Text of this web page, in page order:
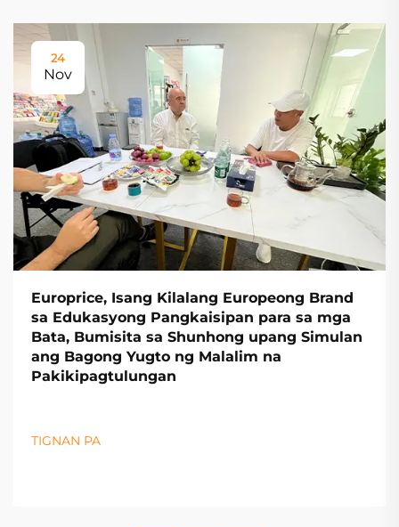
24
Nov
Europrice, Isang Kilalang Europeong Brand
sa Edukasyong Pangkaisipan para sa mga
Bata, Bumisita sa Shunhong upang Simulan
ang Bagong Yugto ng Malalim na
Pakikipagtulungan
TIGNAN PA